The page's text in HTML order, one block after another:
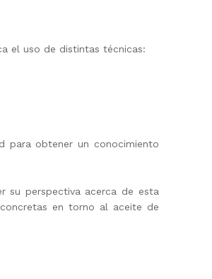
el uso de distintas técnicas:
para obtener un conocimiento
su perspectiva acerca de esta
en torno al aceite de